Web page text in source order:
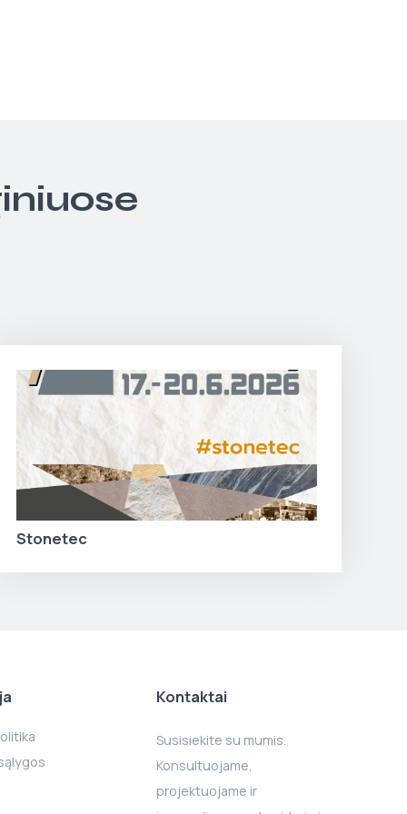
Stonetec
Kontaktai
Susisiekite su mumis.
Konsultuojame,
projektuojame ir